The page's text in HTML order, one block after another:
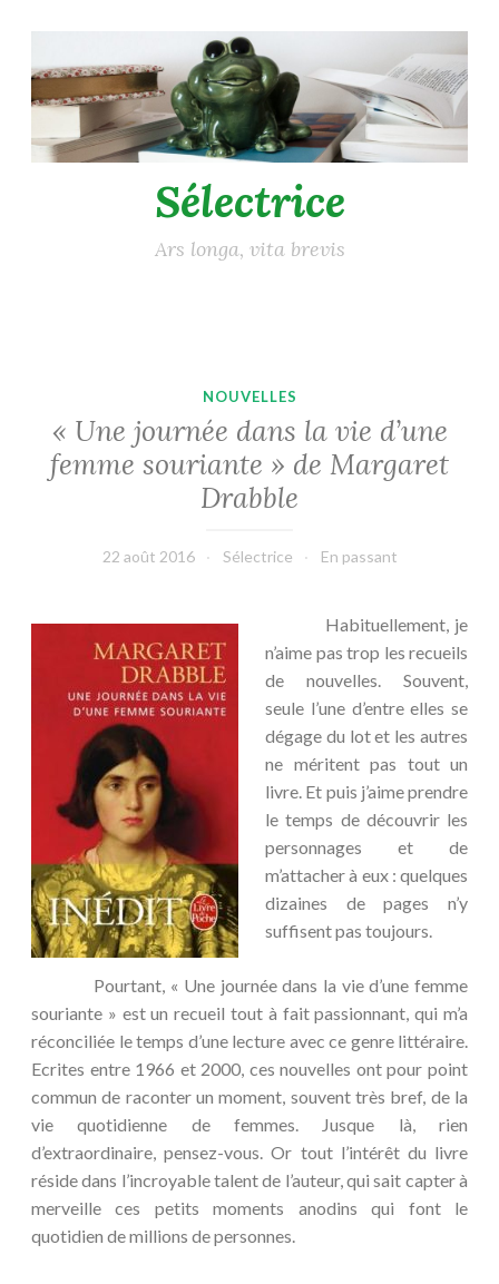
au
contenu
principal
Sélectrice
Ars longa, vita brevis
NOUVELLES
« Une journée dans la vie d’une
femme souriante » de Margaret
Drabble
22 août 2016 Sélectrice En passant
Habituellement, je
n’aime pas trop les recueils
de nouvelles. Souvent,
seule l’une d’entre elles se
dégage du lot et les autres
ne méritent pas tout un
livre. Et puis j’aime prendre
le temps de découvrir les
personnages et de
m’attacher à eux : quelques
dizaines de pages n’y
suffisent pas toujours.
Pourtant, « Une journée dans la vie d’une femme
souriante » est un recueil tout à fait passionnant, qui m’a
réconciliée le temps d’une lecture avec ce genre littéraire.
Ecrites entre 1966 et 2000, ces nouvelles ont pour point
commun de raconter un moment, souvent très bref, de la
vie quotidienne de femmes. Jusque là, rien
d’extraordinaire, pensez-vous. Or tout l’intérêt du livre
réside dans l’incroyable talent de l’auteur, qui sait capter à
merveille ces petits moments anodinsqui font le
quotidien de millions de personnes.